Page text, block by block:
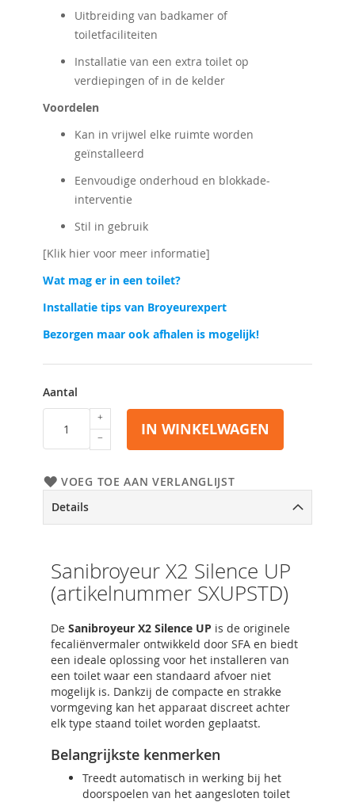
Uitbreiding van badkamer of
toiletfaciliteiten
Installatie van een extra toilet op
verdiepingen of in de kelder
Voordelen
Kan in vrijwel elke ruimte worden
geïnstalleerd
Eenvoudige onderhoud en blokkade-
interventie
Stil in gebruik
[Klik hier voor meer informatie]
Wat mag er in een toilet?
Installatie tips van Broyeurexpert
Bezorgen maar ook afhalen is mogelijk!
Aantal
IN WINKELWAGEN
VOEG TOE AAN VERLANGLIJST
Details
Sanibroyeur X2 Silence UP
(artikelnummer SXUPSTD)
De Sanibroyeur X2 Silence UP is de originele
fecaliënvermaler ontwikkeld door SFA en biedt
een ideale oplossing voor het installeren van
een toilet waar een standaard afvoer niet
mogelijk is. Dankzij de compacte en strakke
vormgeving kan het apparaat discreet achter
elk type staand toilet worden geplaatst.
Belangrijkste kenmerken
Treedt automatisch in werking bij het
doorspoelen van het aangesloten toilet